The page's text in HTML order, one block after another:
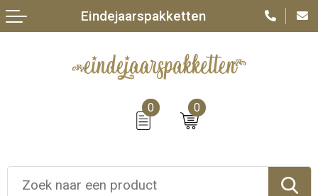
0 0
Eindejaarspakketten